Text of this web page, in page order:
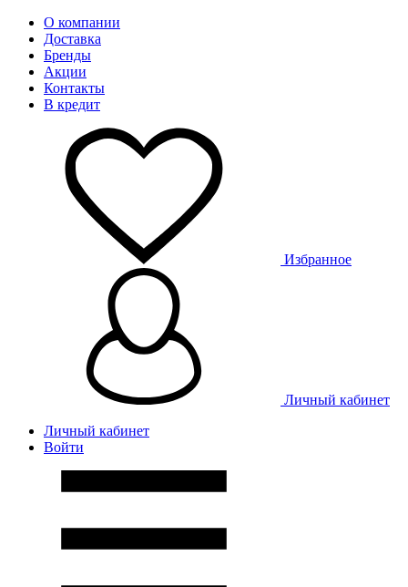
О компании
Доставка
Бренды
Акции
Контакты
В кредит
Избранное
Личный кабинет
Личный кабинет
Войти